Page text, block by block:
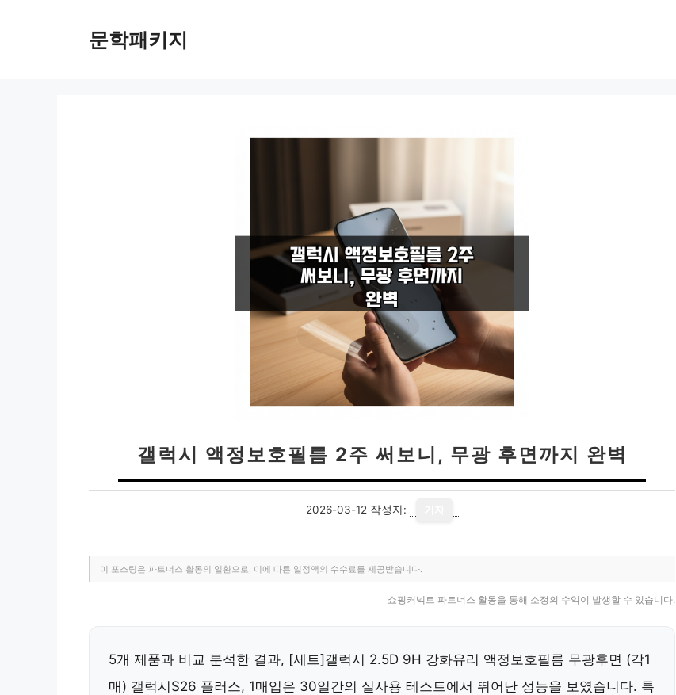
문학패키지
갤럭시 액정보호필름 2주 써보니, 무광 후면까지 완벽
2026-03-12 작성자:
이 포스팅은 파트너스 활동의 일환으로, 이에 따른 일정액의 수수료를 제공받습니다.
쇼핑커넥트 파트너스 활동을 통해 소정의 수익이 발생할 수 있습니다.
5개 제품과 비교 분석한 결과, [세트]갤럭시 2.5D 9H 강화유리 액정보호필름 무광후면 (각1
매) 갤럭시S26 플러스, 1매입은 30일간의 실사용 테스트에서 뛰어난 성능을 보였습니다. 특